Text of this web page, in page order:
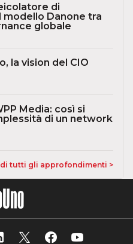
di
modello Danone tra
globale
la vision del CIO
Media: così si
di un network
tutti gli approfondimenti >